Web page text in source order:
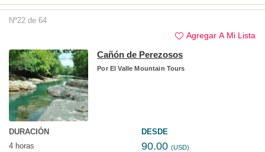
Nº22 de 64
Agregar A Mi Lista
Cañón de Perezosos
PorEl Valle Mountain Tours
DURACIÓN
4 horas
DESDE
90.00 (USD)